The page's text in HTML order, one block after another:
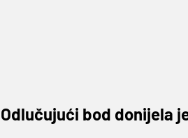
Odlučujući bod donijela